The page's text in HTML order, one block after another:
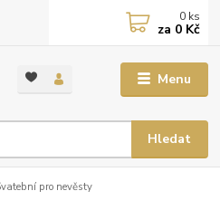
Menu
Hledat
0 ks
za 0 Kč
pro nevěsty